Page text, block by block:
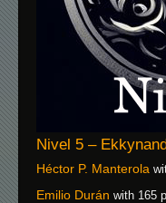
Nivel 5 –
Héctor P. Manterola
Emilio Durán with 165